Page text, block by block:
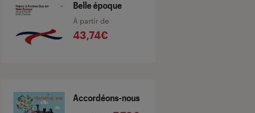
Belle époque
À partir de
43,74€
Accordéons-nous